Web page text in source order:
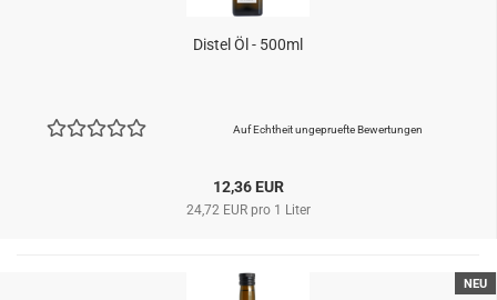
Distel Öl - 500ml
Auf Echtheit ungepruefte Bewertungen
12,36 EUR
24,72 EUR pro 1 Liter
NEU